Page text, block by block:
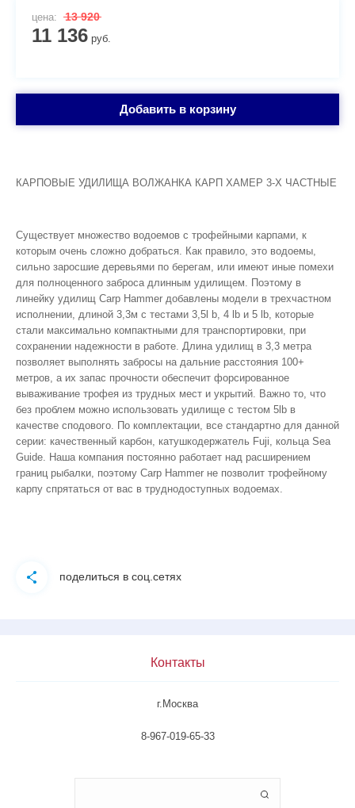
цена: 13 920
11 136 руб.
Добавить в корзину
КАРПОВЫЕ УДИЛИЩА ВОЛЖАНКА КАРП ХАМЕР 3-Х ЧАСТНЫЕ
Существует множество водоемов с трофейными карпами, к
которым очень сложно добраться. Как правило, это водоемы,
сильно заросшие деревьями по берегам, или имеют иные помехи
для полноценного заброса длинным удилищем. Поэтому в
линейку удилищ Carp Hammer добавлены модели в трехчастном
исполнении, длиной 3,3м с тестами 3,5l b, 4 lb и 5 lb, которые
стали максимально компактными для транспортировки, при
сохранении надежности в работе. Длина удилищ в 3,3 метра
позволяет выполнять забросы на дальние расстояния 100+
метров, а их запас прочности обеспечит форсированное
вываживание трофея из трудных мест и укрытий. Важно то, что
без проблем можно использовать удилище с тестом 5lb в
качестве сподового. По комплектации, все стандартно для данной
серии: качественный карбон, катушкодержатель Fuji, кольца Sea
Guide. Наша компания постоянно работает над расширением
границ рыбалки, поэтому Carp Hammer не позволит трофейному
карпу спрятаться от вас в труднодоступных водоемах.
поделиться в соц.сетях
Контакты
г.Москва
8-967-019-65-33